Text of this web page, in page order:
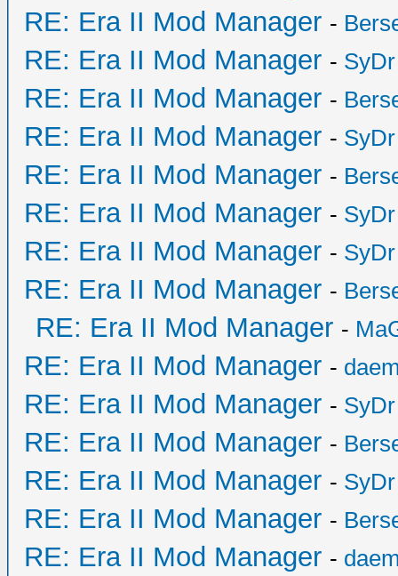
RE: Era II Mod Manager -
RE: Era II Mod Manager - SyDr
RE: Era II Mod Manager -
RE: Era II Mod Manager - SyDr
RE: Era II Mod Manager -
RE: Era II Mod Manager - SyDr
RE: Era II Mod Manager - SyDr
RE: Era II Mod Manager -
RE: Era II Mod Manager -
RE: Era II Mod Manager -
RE: Era II Mod Manager - SyDr
RE: Era II Mod Manager -
RE: Era II Mod Manager - SyDr
RE: Era II Mod Manager -
RE: Era II Mod Manager -